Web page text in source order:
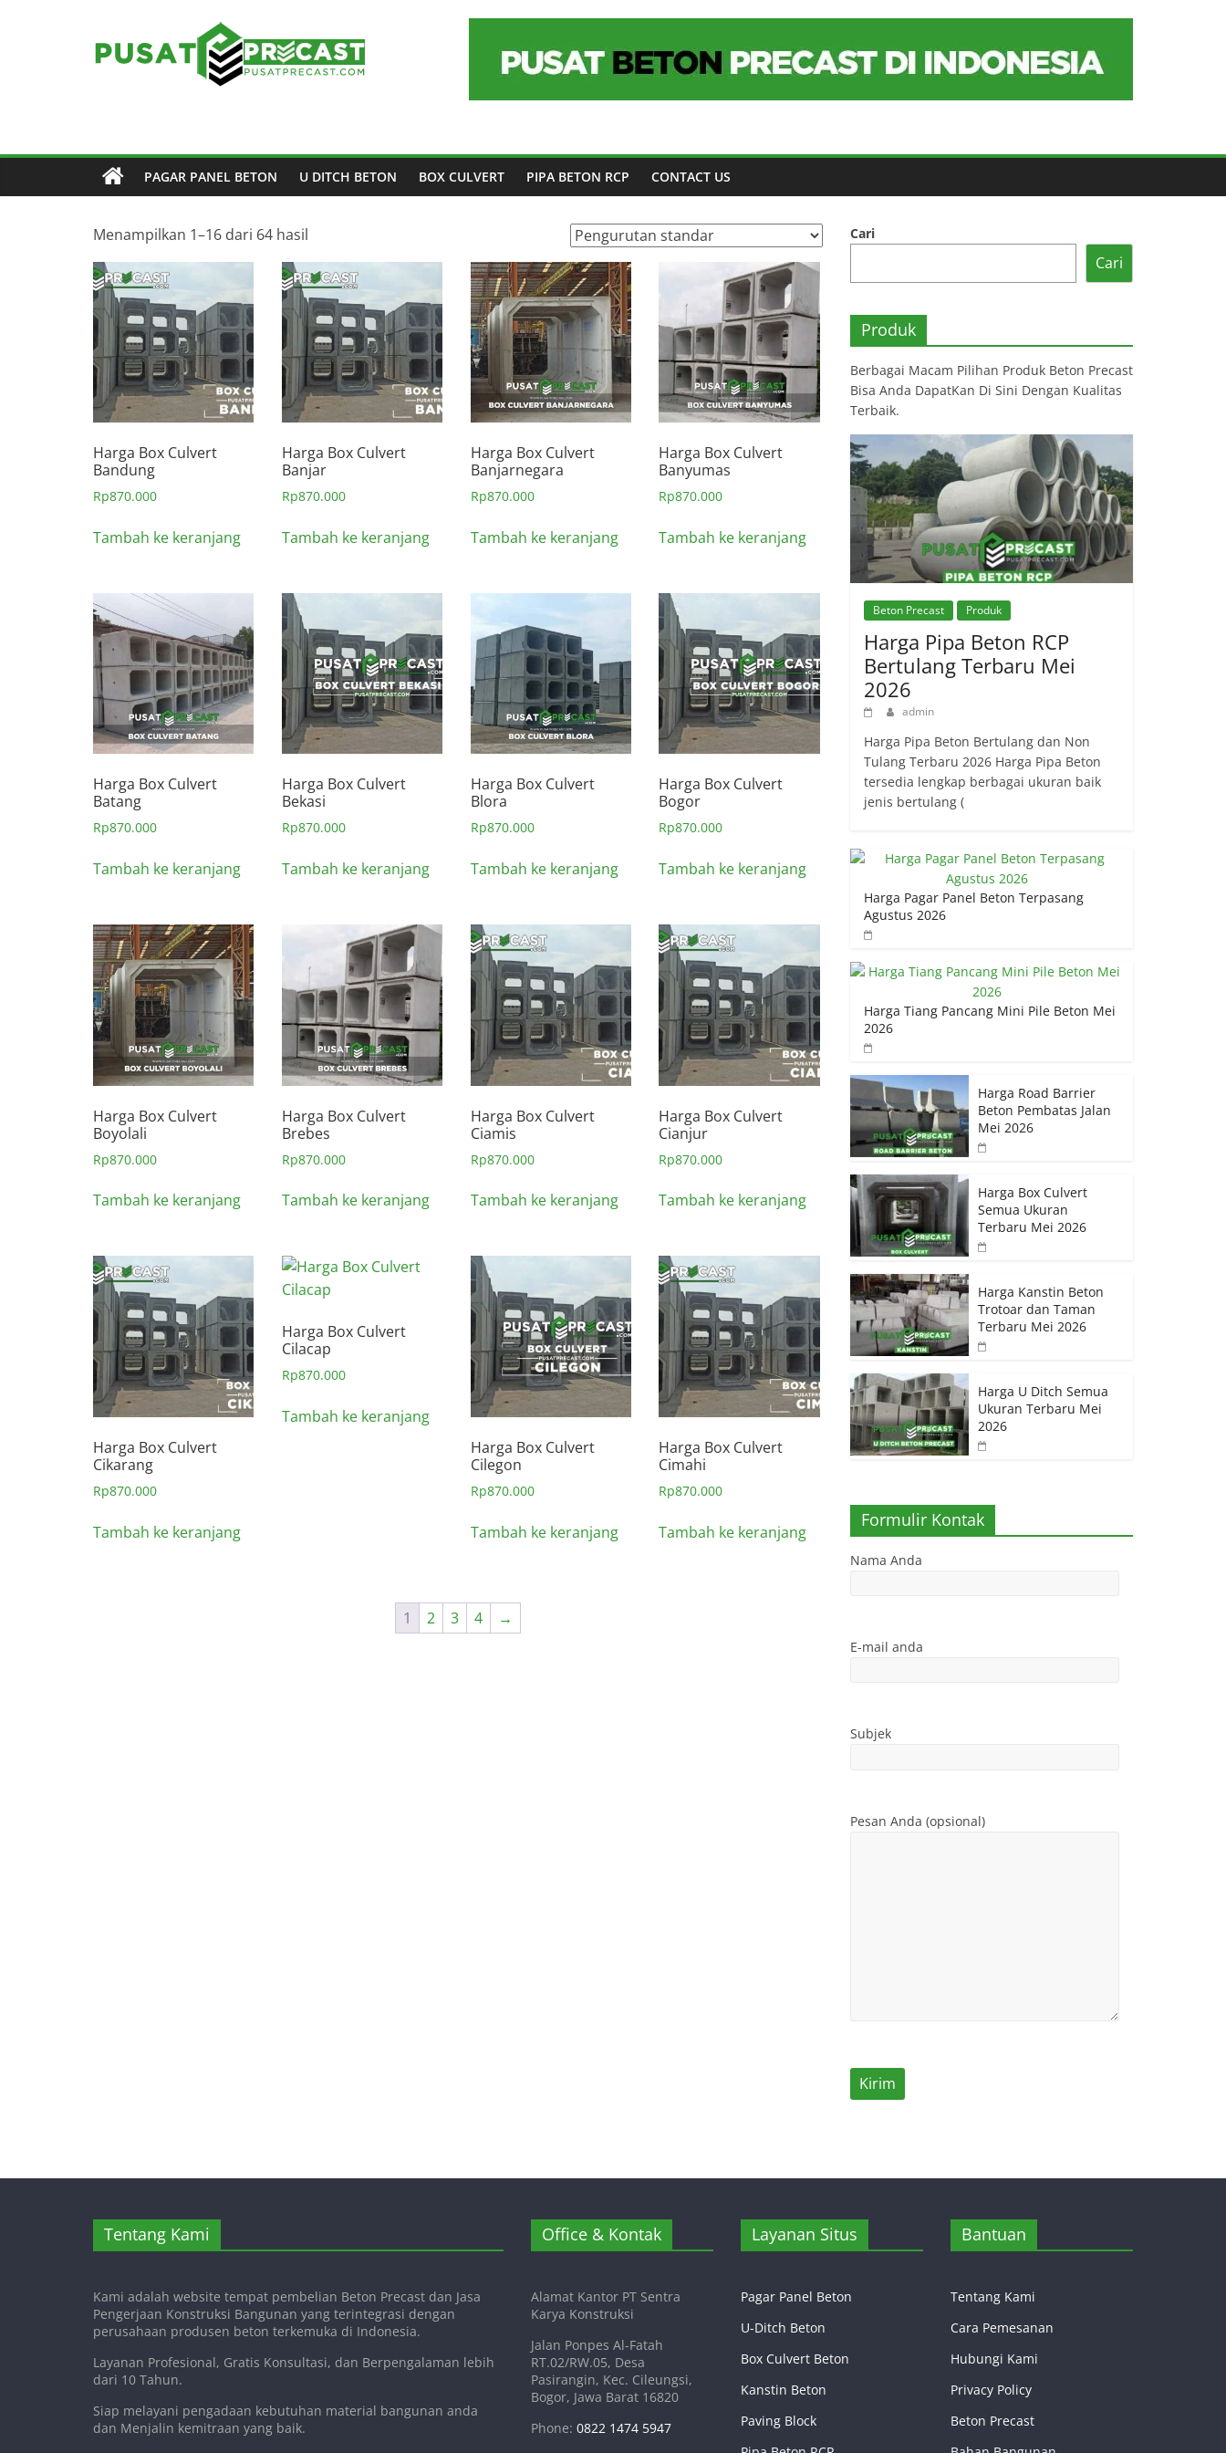
Pusat
Pusat
Beton
di
PAGAR PANEL BETON U DITCH BETON BOX CULVERT PIPA BETON RCP CONTACT US
Menampilkan 1–16 dari 64 hasil
Harga Box Culvert
Bandung
Rp870.000
Tambah ke keranjang
Harga Box Culvert
Banjar
Rp870.000
Tambah ke keranjang
Harga Box Culvert
Banjarnegara
Rp870.000
Tambah ke keranjang
Harga Box Culvert
Banyumas
Rp870.000
Tambah ke keranjang
Harga Box Culvert
Batang
Rp870.000
Tambah ke keranjang
Harga Box Culvert
Bekasi
Rp870.000
Tambah ke keranjang
Harga Box Culvert
Blora
Rp870.000
Tambah ke keranjang
Harga Box Culvert
Bogor
Rp870.000
Tambah ke keranjang
Harga Box Culvert
Boyolali
Rp870.000
Tambah ke keranjang
Harga Box Culvert
Brebes
Rp870.000
Tambah ke keranjang
Harga Box Culvert
Ciamis
Rp870.000
Tambah ke keranjang
Harga Box Culvert
Cianjur
Rp870.000
Tambah ke keranjang
Harga Box Culvert
Cikarang
Rp870.000
Tambah ke keranjang
Harga Box Culvert
Cilacap
Rp870.000
Tambah ke keranjang
Harga Box Culvert
Cilegon
Rp870.000
Tambah ke keranjang
Harga Box Culvert
Cimahi
Rp870.000
Tambah ke keranjang
1 2 3 4 →
Cari
Cari
Produk
Berbagai Macam Pilihan Produk Beton Precast
Bisa Anda DapatKan Di Sini Dengan Kualitas
Terbaik.
Beton Precast Produk
Harga Pipa Beton RCP
Bertulang Terbaru Mei
2026
admin
Harga Pipa Beton Bertulang dan Non
Tulang Terbaru 2026 Harga Pipa Beton
tersedia lengkap berbagai ukuran baik
jenis bertulang (
Harga Pagar Panel Beton Terpasang
Agustus 2026
Harga Tiang Pancang Mini Pile Beton Mei
2026
Harga Road Barrier
Beton Pembatas Jalan
Mei 2026
Harga Box Culvert
Semua Ukuran
Terbaru Mei 2026
Harga Kanstin Beton
Trotoar dan Taman
Terbaru Mei 2026
Harga U Ditch Semua
Ukuran Terbaru Mei
2026
Formulir Kontak
Nama Anda
E-mail anda
Subjek
Pesan Anda (opsional)
Tentang Kami
Kami adalah website tempat pembelian Beton Precast dan Jasa
Pengerjaan Konstruksi Bangunan yang terintegrasi dengan
perusahaan produsen beton terkemuka di Indonesia.
Layanan Profesional, Gratis Konsultasi, dan Berpengalaman lebih
dari 10 Tahun.
Siap melayani pengadaan kebutuhan material bangunan anda
dan Menjalin kemitraan yang baik.
Office & Kontak
Alamat Kantor PT Sentra
Karya Konstruksi
Jalan Ponpes Al-Fatah
RT.02/RW.05, Desa
Pasirangin, Kec. Cileungsi,
Bogor, Jawa Barat 16820
Phone: 0822 1474 5947
Layanan Situs
Pagar Panel Beton
U-Ditch Beton
Box Culvert Beton
Kanstin Beton
Paving Block
Bantuan
Tentang Kami
Cara Pemesanan
Hubungi Kami
Privacy Policy
Beton Precast